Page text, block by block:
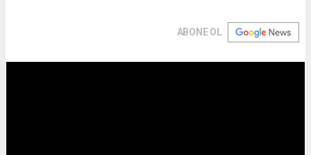
ABONE OL